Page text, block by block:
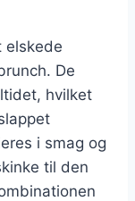
elskede
De
hvilket
i smag og
til den